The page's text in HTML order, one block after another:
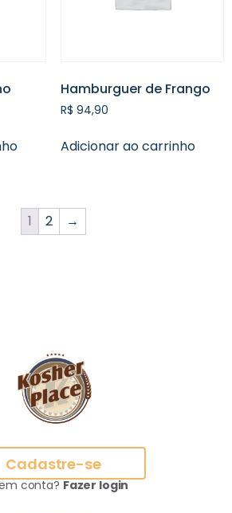
Hamburguer de Frango
R$ 94,90
Adicionar ao carrinho
1 2 →
Cadastre-se
conta?Fazer login